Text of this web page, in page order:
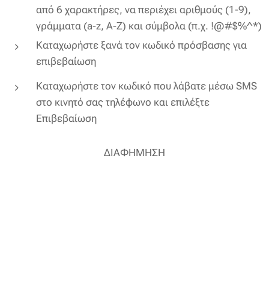
από 6 χαρακτήρες, να περιέχει αριθμούς (1-9),
γράμματα (a-z, A-Z) και σύμβολα (π.χ. !@#$%^*)
Καταχωρήστε ξανά τον κωδικό πρόσβασης για
επιβεβαίωση
Καταχωρήστε τον κωδικό που λάβατε μέσω SMS
στο κινητό σας τηλέφωνο και επιλέξτε
Επιβεβαίωση
ΔΙΑΦΗΜΗΣΗ